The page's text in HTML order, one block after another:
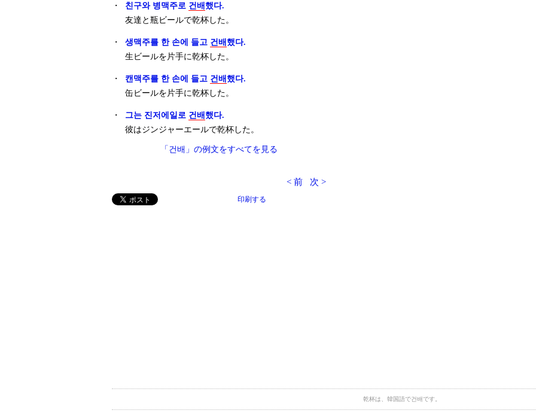
・ 친구와 병맥주로 건배 했다.
友達と瓶ビールで乾杯した。
・ 생맥주를 한 손에 들고 건배 했다.
生ビールを片手に乾杯した。
・ 캔맥주를 한 손에 들고 건배 했다.
缶ビールを片手に乾杯した。
・ 그는 진저에일로 건배 했다.
彼はジンジャーエールで乾杯した。
「건배」の例文をすべてを見る
< 前 次 >
印刷する
乾杯は、韓国語で건배です。